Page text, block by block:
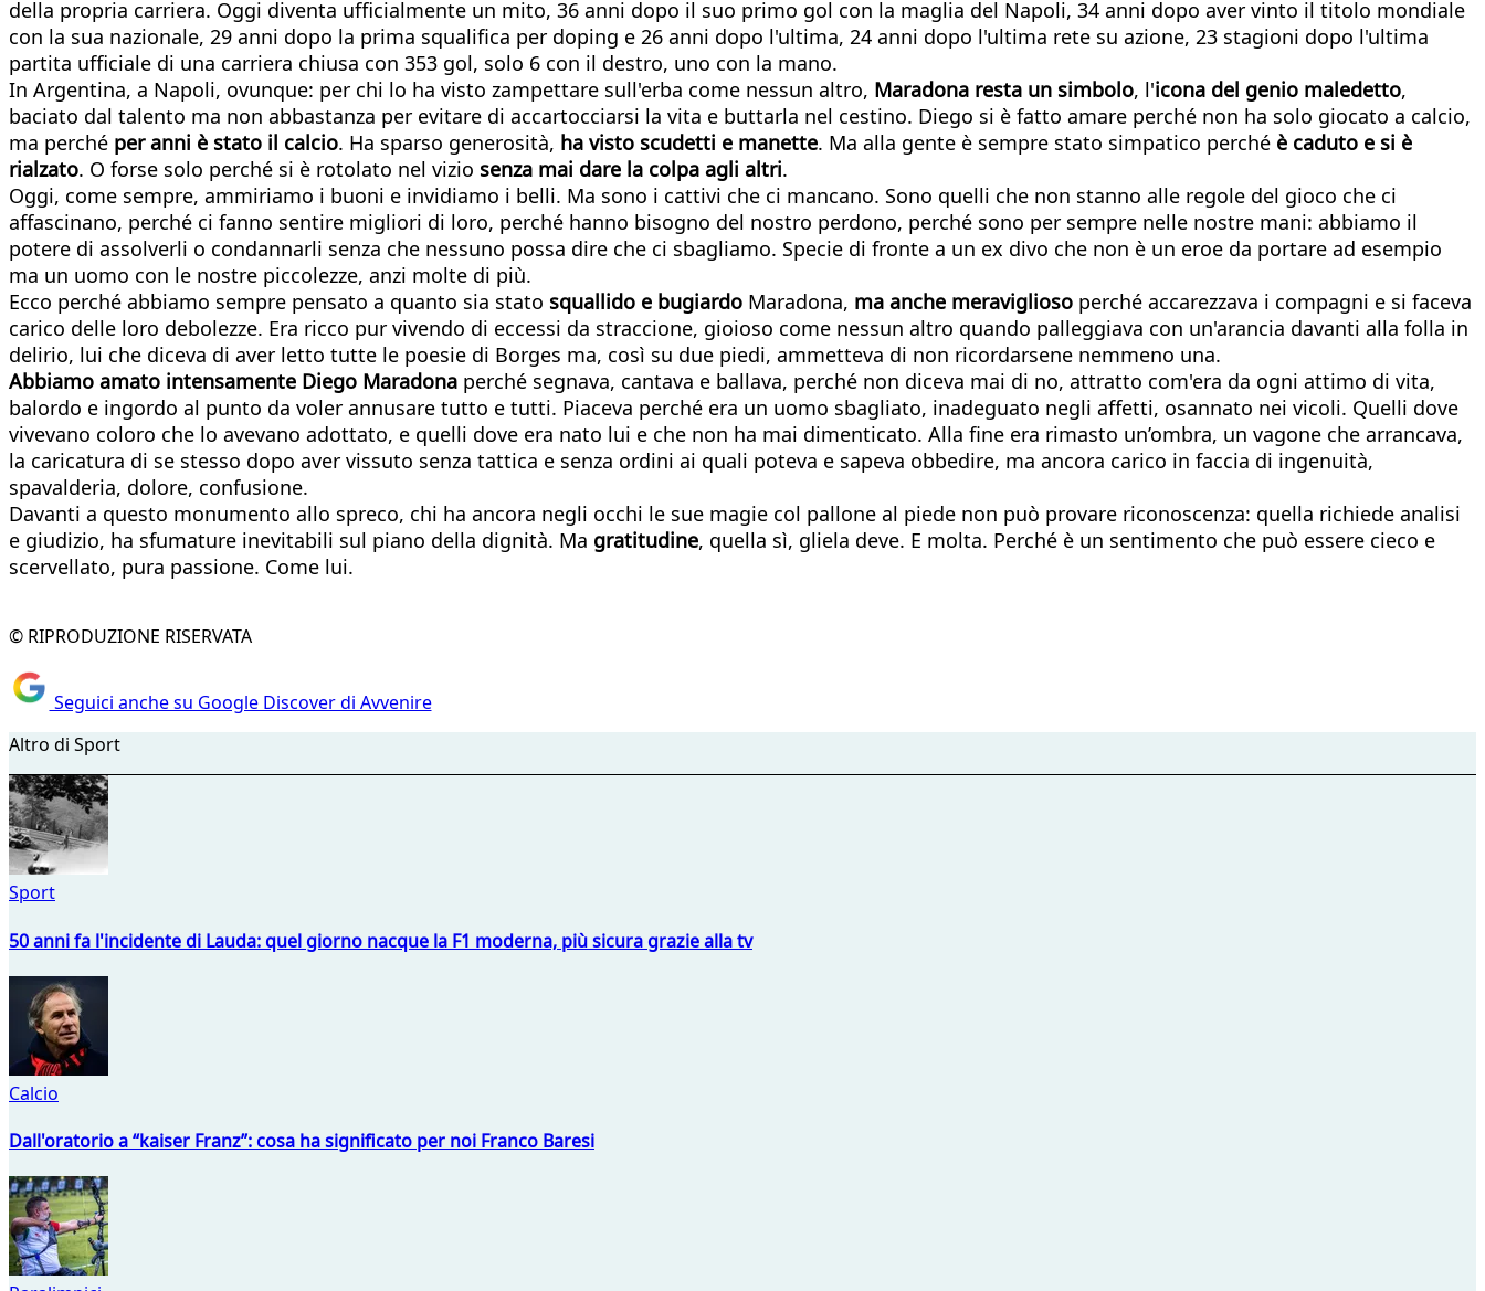
della propria carriera. Oggi diventa ufficialmente un mito, 36 anni dopo il suo primo gol con la maglia del Napoli, 34 anni dopo aver vinto il titolo mondiale
con la sua nazionale, 29 anni dopo la prima squalifica per doping e 26 anni dopo l'ultima, 24 anni dopo l'ultima rete su azione, 23 stagioni dopo l'ultima
partita ufficiale di una carriera chiusa con 353 gol, solo 6 con il destro, uno con la mano.
In Argentina, a Napoli, ovunque: per chi lo ha visto zampettare sull'erba come nessun altro, Maradona resta un simbolo, l'icona del genio maledetto,
baciato dal talento ma non abbastanza per evitare di accartocciarsi la vita e buttarla nel cestino. Diego si è fatto amare perché non ha solo giocato a calcio,
ma perché per anni è stato il calcio. Ha sparso generosità, ha visto scudetti e manette. Ma alla gente è sempre stato simpatico perché è caduto e si è
rialzato. O forse solo perché si è rotolato nel vizio senza mai dare la colpa agli altri.
Oggi, come sempre, ammiriamo i buoni e invidiamo i belli. Ma sono i cattivi che ci mancano. Sono quelli che non stanno alle regole del gioco che ci
affascinano, perché ci fanno sentire migliori di loro, perché hanno bisogno del nostro perdono, perché sono per sempre nelle nostre mani: abbiamo il
potere di assolverli o condannarli senza che nessuno possa dire che ci sbagliamo. Specie di fronte a un ex divo che non è un eroe da portare ad esempio
ma un uomo con le nostre piccolezze, anzi molte di più.
Ecco perché abbiamo sempre pensato a quanto sia stato squallido e bugiardo Maradona, ma anche meraviglioso perché accarezzava i compagni e si faceva
carico delle loro debolezze. Era ricco pur vivendo di eccessi da straccione, gioioso come nessun altro quando palleggiava con un'arancia davanti alla folla in
delirio, lui che diceva di aver letto tutte le poesie di Borges ma, così su due piedi, ammetteva di non ricordarsene nemmeno una.
Abbiamo amato intensamente Diego Maradona perché segnava, cantava e ballava, perché non diceva mai di no, attratto com'era da ogni attimo di vita,
balordo e ingordo al punto da voler annusare tutto e tutti. Piaceva perché era un uomo sbagliato, inadeguato negli affetti, osannato nei vicoli. Quelli dove
vivevano coloro che lo avevano adottato, e quelli dove era nato lui e che non ha mai dimenticato. Alla fine era rimasto un’ombra, un vagone che arrancava,
la caricatura di se stesso dopo aver vissuto senza tattica e senza ordini ai quali poteva e sapeva obbedire, ma ancora carico in faccia di ingenuità,
spavalderia, dolore, confusione.
Davanti a questo monumento allo spreco, chi ha ancora negli occhi le sue magie col pallone al piede non può provare riconoscenza: quella richiede analisi
e giudizio, ha sfumature inevitabili sul piano della dignità. Ma gratitudine, quella sì, gliela deve. E molta. Perché è un sentimento che può essere cieco e
scervellato, pura passione. Come lui.
© RIPRODUZIONE RISERVATA
Seguici anche su Google Discover di Avvenire
Altro di Sport
Sport
50 anni fa l'incidente di Lauda: quel giorno nacque la F1 moderna, più sicura grazie alla tv
Calcio
Dall'oratorio a “kaiser Franz”: cosa ha significato per noi Franco Baresi